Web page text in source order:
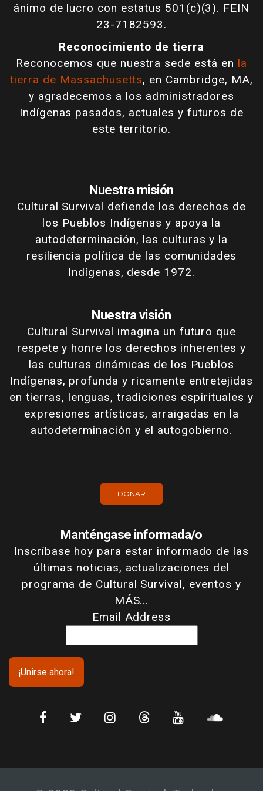
ánimo de lucro con estatus 501(c)(3). FEIN
23-7182593.
Reconocimiento de tierra
Reconocemos que nuestra sede está en la
tierra de Massachusetts, en Cambridge, MA,
y agradecemos a los administradores
Indígenas pasados, actuales y futuros de
este territorio.
Nuestra misión
Cultural Survival defiende los derechos de
los Pueblos Indígenas y apoya la
autodeterminación, las culturas y la
resiliencia política de las comunidades
Indígenas, desde 1972.
Nuestra visión
Cultural Survival imagina un futuro que
respete y honre los derechos inherentes y
las culturas dinámicas de los Pueblos
Indígenas, profunda y ricamente entretejidas
en tierras, lenguas, tradiciones espirituales y
expresiones artísticas, arraigadas en la
autodeterminación y el autogobierno.
DONAR
Manténgase informada/o
Inscríbase hoy para estar informado de las
últimas noticias, actualizaciones del
programa de Cultural Survival, eventos y
MÁS...
Email Address